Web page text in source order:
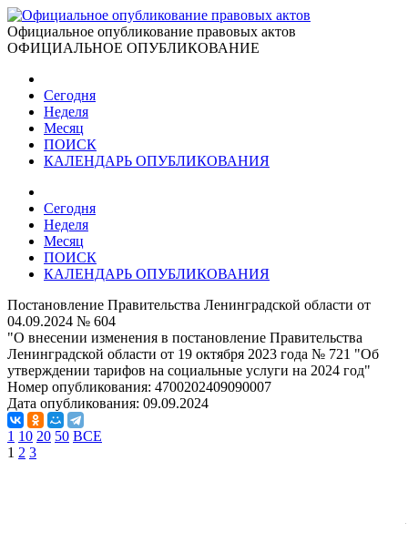
Официальное опубликование правовых актов
ОФИЦИАЛЬНОЕ ОПУБЛИКОВАНИЕ
Сегодня
Неделя
Месяц
ПОИСК
КАЛЕНДАРЬ ОПУБЛИКОВАНИЯ
Сегодня
Неделя
Месяц
ПОИСК
КАЛЕНДАРЬ ОПУБЛИКОВАНИЯ
Постановление Правительства Ленинградской области от
04.09.2024 № 604
"О внесении изменения в постановление Правительства
Ленинградской области от 19 октября 2023 года № 721 "Об
утверждении тарифов на социальные услуги на 2024 год"
Номер опубликования: 4700202409090007
Дата опубликования: 09.09.2024
1 10 20 50 ВСЕ
1 2 3